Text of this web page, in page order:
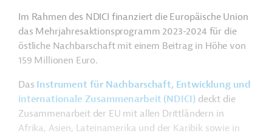
Im Rahmen des NDICI finanziert die Europäische Union
das Mehrjahresaktionsprogramm 2023-2024 für die
östliche Nachbarschaft mit einem Beitrag in Höhe von
159 Millionen Euro.
Das Instrument für Nachbarschaft, Entwicklung und
internationale Zusammenarbeit (NDICI) deckt die
Zusammenarbeit der EU mit allen Drittländern in
Afrika, Asien, Lateinamerika und der Karibik sowie in